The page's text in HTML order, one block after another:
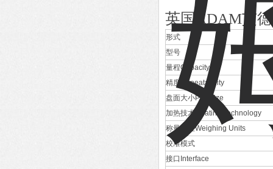
英国 ADAM艾
形式
型号
量程Capacity
精度Repeatability
盘面大小Pan size
加热技术Heating Technology
称量单位Weighing Units
校准模式
接口Interface